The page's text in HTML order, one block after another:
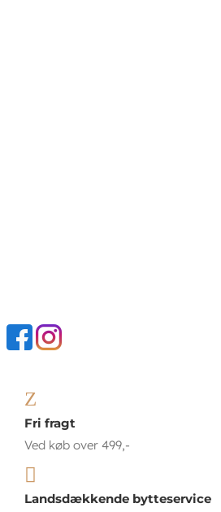
Z
Fri fragt
Ved køb over 499,-

Landsdækkende bytteservice